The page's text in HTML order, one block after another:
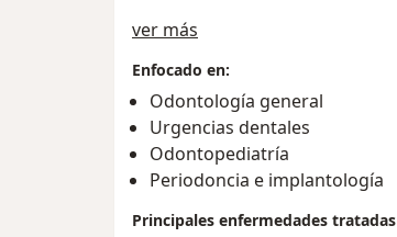
ver más
Enfocado en:
Odontología general
Urgencias dentales
Odontopediatría
Periodoncia e implantología
Principales enfermedades tratadas